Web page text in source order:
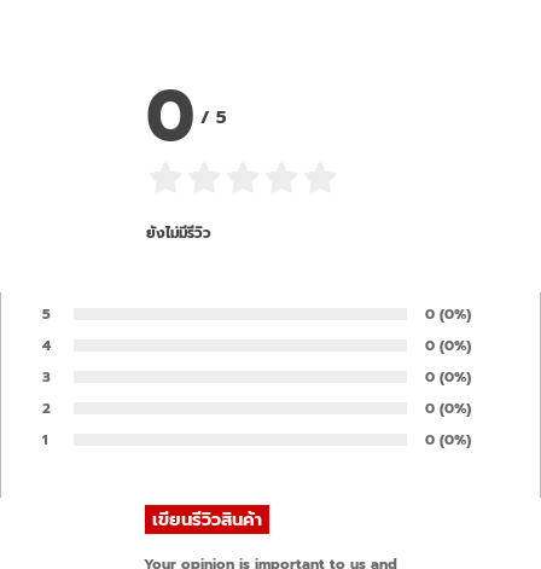
0 /5
ยังไม่มีรีวิว
5 Number of rates:
0 Percentage
(0%)
4 Number of rates:
0 Percentage
(0%)
3 Number of rates:
0 Percentage
(0%)
2 Number of rates:
0 Percentage
(0%)
1 Number of rates:
0 Percentage
(0%)
Your opinion is important to us and